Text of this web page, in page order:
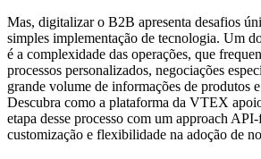
Mas, digitalizar o B2B apresenta desafios
simples implementação de tecnologia. Um
é a complexidade das operações, que
processos personalizados, negociações
grande volume de informações de produtos
Descubra como a plataforma da VTEX
etapa desse processo com um approach
customização e flexibilidade na adoção de